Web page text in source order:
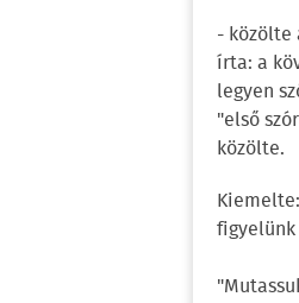
- közölte
írta: a
legyen
"első
közölte.
figyelünk